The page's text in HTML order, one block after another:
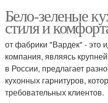
Бело-зеленые
стиля и
от фабрики "Вардек" -
компания, являясь
в России, предлагает
кухонных гарнитуров,
требовательных клиентов.